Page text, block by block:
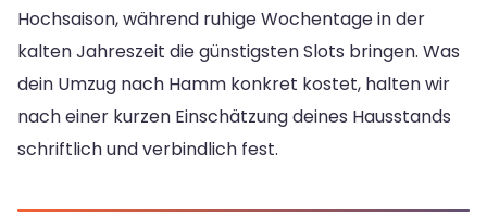
Hochsaison, während ruhige Wochentage in der
kalten Jahreszeit die günstigsten Slots bringen. Was
dein Umzug nach Hamm konkret kostet, halten wir
nach einer kurzen Einschätzung deines Hausstands
schriftlich und verbindlich fest.